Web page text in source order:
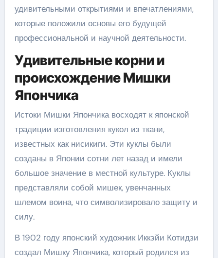
удивительными открытиями и впечатлениями,
которые положили основы его будущей
профессиональной и научной деятельности.
Удивительные корни и
происхождение Мишки
Япончика
Истоки Мишки Япончика восходят к японской
традиции изготовления кукол из ткани,
известных как нисикиги. Эти куклы были
созданы в Японии сотни лет назад и имели
большое значение в местной культуре. Куклы
представляли собой мишек, увенчанных
шлемом воина, что символизировало защиту и
силу.
В 1902 году японский художник Иккэйи Котидзи
создал Мишку Япончика, который родился из